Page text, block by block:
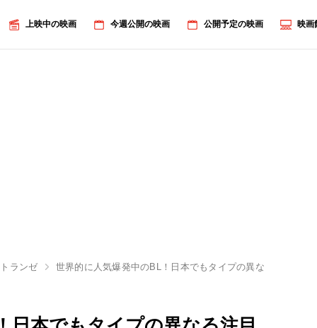
上映中の映画 今週公開の映画 公開予定の映画 映画
ランゼ 世界的に人気爆発中のBL！日本でもタイプの異なる注目作が